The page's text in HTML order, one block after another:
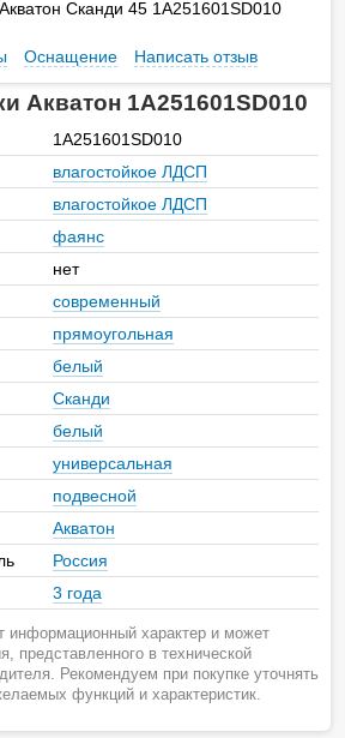
Сканди 45 1A251601SD010
Оснащение Написать отзыв
Акватон 1A251601SD010
1A251601SD010
влагостойкое ЛДСП
влагостойкое ЛДСП
фаянс
нет
современный
прямоугольная
белый
Сканди
белый
универсальная
подвесной
Акватон
Россия
3 года
информационный характер и может
представленного в технической
Рекомендуем при покупке уточнять
функций и характеристик.